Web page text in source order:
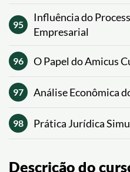
95
Influência do
Empresarial
96 O Papel do Amicus
97 Análise Econômica
98 Prática Jurídica
Descrição do